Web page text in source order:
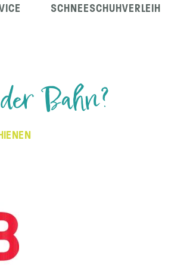
SCHNEESCHUHVERLEIH
Bahn?